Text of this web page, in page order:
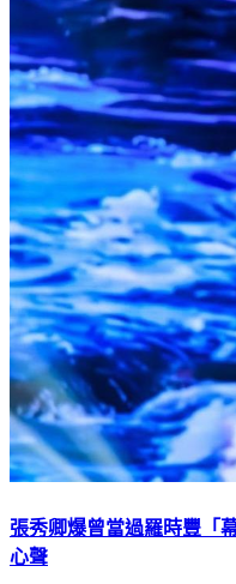
張秀卿爆曾當過羅時豐「
心聲